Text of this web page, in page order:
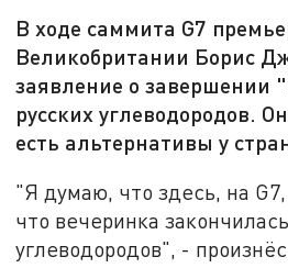
В ходе саммита G7
Великобритании Борис
заявление о завершении
русских углеводородов.
есть альтернативы у
"Я думаю, что здесь, на
что вечеринка
углеводородов", -